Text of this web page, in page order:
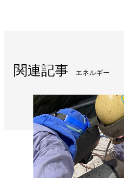
関連記事 エネルギー